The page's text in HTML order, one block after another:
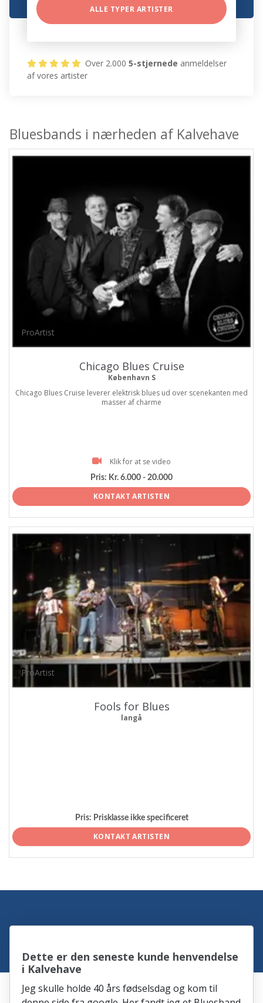
ALLE TYPER ARTISTER
Over 2.0005-stjernede anmeldelser
af vores artister
Bluesbands i nærheden af Kalvehave
ProArtist
Chicago Blues Cruise
København S
Chicago Blues Cruise leverer elektrisk blues ud over scenekanten med
masser af charme
Klik for at se video
Pris: Kr. 6.000 - 20.000
KONTAKT ARTISTEN
ProArtist
Fools for Blues
langå
Pris: Prisklasse ikke specificeret
KONTAKT ARTISTEN
Dette er den seneste kunde henvendelse
i Kalvehave
Jeg skulle holde 40 års fødselsdag og kom til